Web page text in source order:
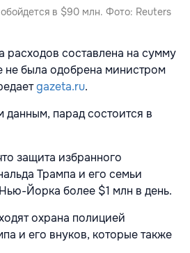
в $90 млн. Фото: Reuters
расходов составлена на сумму
была одобрена министром
gazeta.ru.
парад состоится в
защита избранного
Трампа и его семьи
Йорка более $1 млн в день.
охрана полицией
и его внуков, которые также